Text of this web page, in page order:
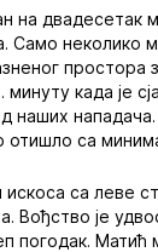
на двадесетак
неколико
простора
минуту када је
наших
отишло са
са леве
Вођство је
погодак. Матић